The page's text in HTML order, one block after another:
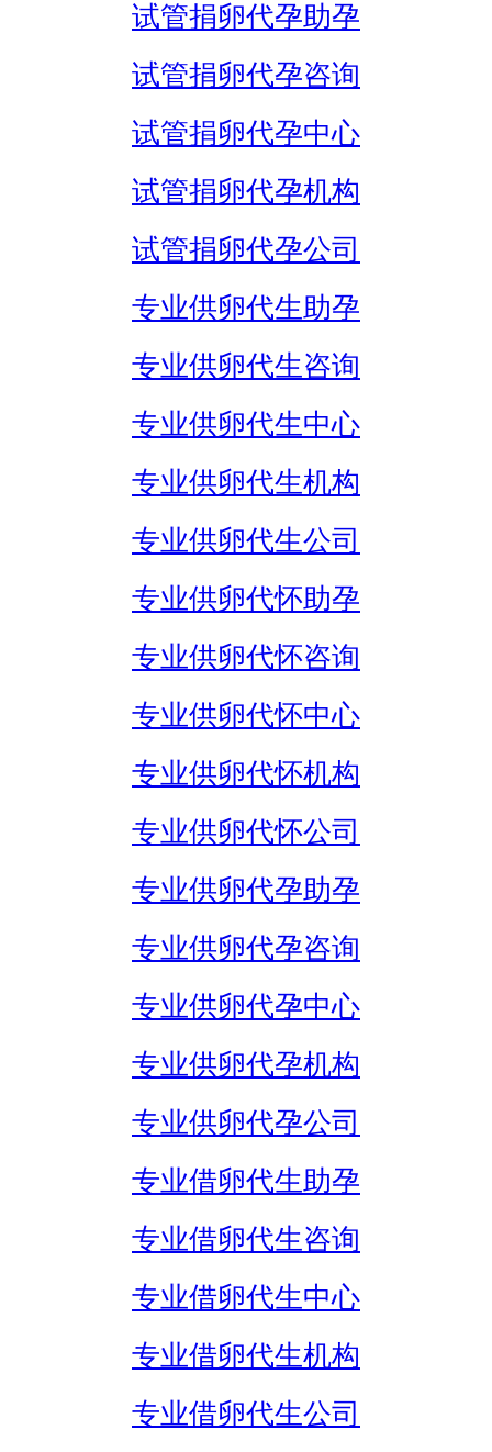
试管捐卵代孕助孕
试管捐卵代孕咨询
试管捐卵代孕中心
试管捐卵代孕机构
试管捐卵代孕公司
专业供卵代生助孕
专业供卵代生咨询
专业供卵代生中心
专业供卵代生机构
专业供卵代生公司
专业供卵代怀助孕
专业供卵代怀咨询
专业供卵代怀中心
专业供卵代怀机构
专业供卵代怀公司
专业供卵代孕助孕
专业供卵代孕咨询
专业供卵代孕中心
专业供卵代孕机构
专业供卵代孕公司
专业借卵代生助孕
专业借卵代生咨询
专业借卵代生中心
专业借卵代生机构
专业借卵代生公司